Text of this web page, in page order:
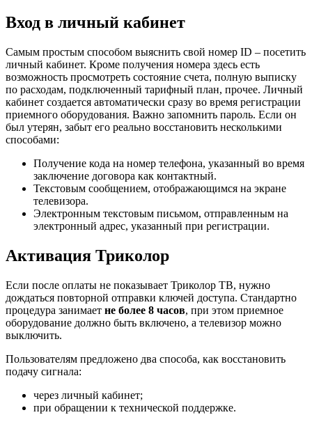
Вход в личный кабинет
Самым простым способом выяснить свой номер ID – посетить
личный кабинет. Кроме получения номера здесь есть
возможность просмотреть состояние счета, полную выписку
по расходам, подключенный тарифный план, прочее. Личный
кабинет создается автоматически сразу во время регистрации
приемного оборудования. Важно запомнить пароль. Если он
был утерян, забыт его реально восстановить несколькими
способами:
Получение кода на номер телефона, указанный во время
заключение договора как контактный.
Текстовым сообщением, отображающимся на экране
телевизора.
Электронным текстовым письмом, отправленным на
электронный адрес, указанный при регистрации.
Активация Триколор
Если после оплаты не показывает Триколор ТВ, нужно
дождаться повторной отправки ключей доступа. Стандартно
процедура занимает не более 8 часов, при этом приемное
оборудование должно быть включено, а телевизор можно
выключить.
Пользователям предложено два способа, как восстановить
подачу сигнала:
через личный кабинет;
при обращении к технической поддержке.